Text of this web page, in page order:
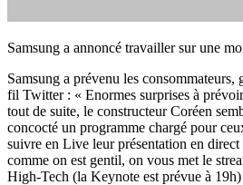
Samsung a annoncé travailler sur une
Samsung a prévenu les consommateurs,
fil Twitter : « Enormes surprises à
tout de suite, le constructeur Coréen
concocté un programme chargé pour
suivre en Live leur présentation en
comme on est gentil, on vous met le
High-Tech (la Keynote est prévue à 19h)